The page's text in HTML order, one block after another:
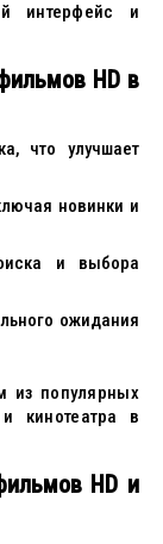
интерфейс и
HD в
что улучшает
новинки и
и выбора
ожидания
из популярных
кинотеатра в
HD и